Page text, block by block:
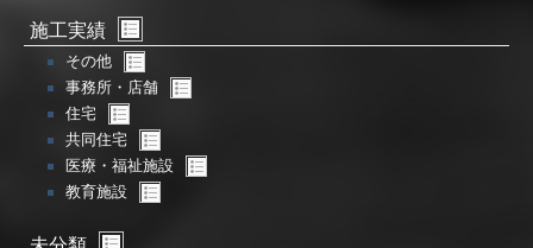
施工実績
その他
事務所・店舗
住宅
共同住宅
医療・福祉施設
教育施設